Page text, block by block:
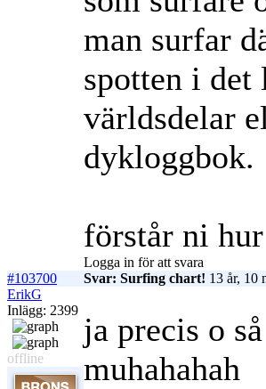
man surfar
spotten i det
världsdelar
dykloggbok.
förstår ni
Logga in för att svara
#103700
Svar: Surfing chart! 13 år, 10
ErikG
Inlägg: 2399
offline
ja precis o
muhahahah